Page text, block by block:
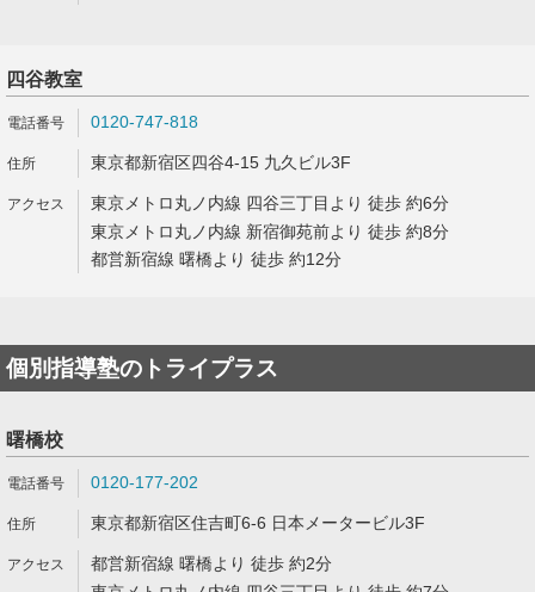
四谷教室
0120-747-818
東京都新宿区四谷4-15 九久ビル3F
東京メトロ丸ノ内線 四谷三丁目より 徒歩 約6分
東京メトロ丸ノ内線 新宿御苑前より 徒歩 約8分
都営新宿線 曙橋より 徒歩 約12分
個別指導塾のトライプラス
曙橋校
0120-177-202
東京都新宿区住吉町6-6 日本メータービル3F
都営新宿線 曙橋より 徒歩 約2分